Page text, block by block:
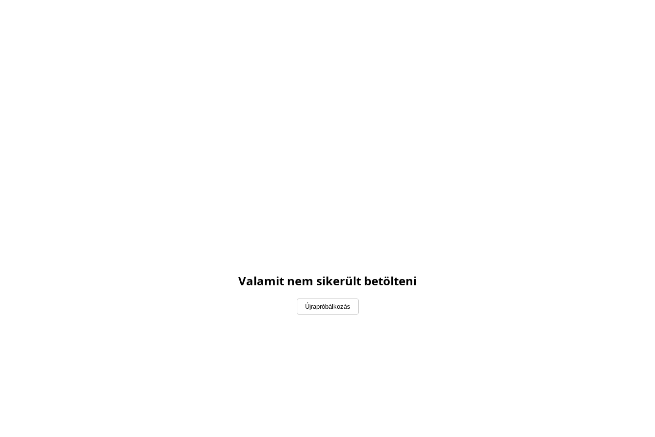
Valamit nem sikerült betölteni
Újrapróbálkozás